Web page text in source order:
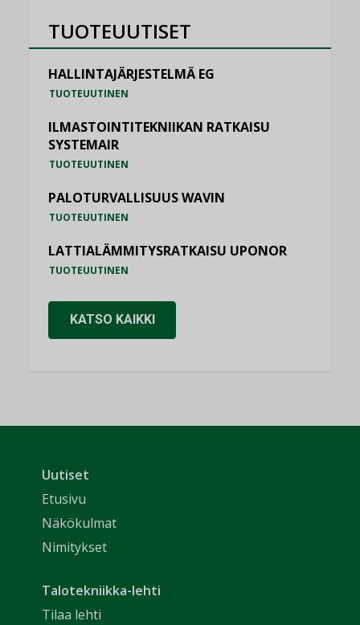
TUOTEUUTISET
HALLINTAJÄRJESTELMÄ EG
TUOTEUUTINEN
ILMASTOINTITEKNIIKAN RATKAISU
SYSTEMAIR
TUOTEUUTINEN
PALOTURVALLISUUS WAVIN
TUOTEUUTINEN
LATTIALÄMMITYSRATKAISU UPONOR
TUOTEUUTINEN
KATSO KAIKKI
Uutiset
Etusivu
Näkökulmat
Nimitykset
Talotekniikka-lehti
Tilaa lehti